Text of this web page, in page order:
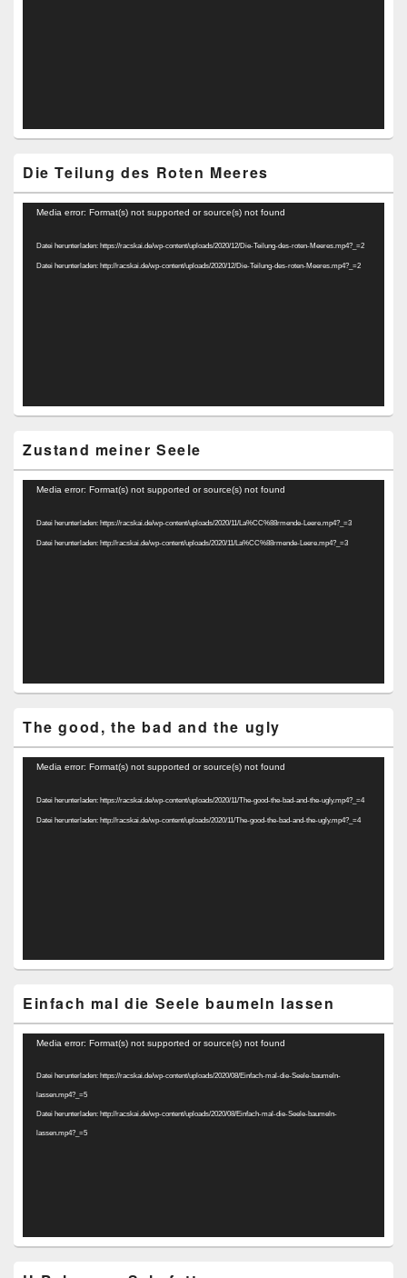
Die Teilung des Roten Meeres
Video-
Media error: Format(s) not supported or source(s) not found
Datei herunterladen: https://racskai.de/wp-content/uploads/2020/12/Die-Teilung-des-roten-Meeres.mp4?_=2
Datei herunterladen: http://racskai.de/wp-content/uploads/2020/12/Die-Teilung-des-roten-Meeres.mp4?_=2
Zustand meiner Seele
Video-
Media error: Format(s) not supported or source(s) not found
Datei herunterladen: https://racskai.de/wp-content/uploads/2020/11/La%CC%88rmende-Leere.mp4?_=3
Datei herunterladen: http://racskai.de/wp-content/uploads/2020/11/La%CC%88rmende-Leere.mp4?_=3
The good, the bad and the ugly
Video-
Media error: Format(s) not supported or source(s) not found
Datei herunterladen: https://racskai.de/wp-content/uploads/2020/11/The-good-the-bad-and-the-ugly.mp4?_=4
Datei herunterladen: http://racskai.de/wp-content/uploads/2020/11/The-good-the-bad-and-the-ugly.mp4?_=4
Einfach mal die Seele baumeln lassen
Video-
Media error: Format(s) not supported or source(s) not found
Datei herunterladen: https://racskai.de/wp-content/uploads/2020/08/Einfach-mal-die-Seele-baumeln-
lassen.mp4?_=5
Datei herunterladen: http://racskai.de/wp-content/uploads/2020/08/Einfach-mal-die-Seele-baumeln-
lassen.mp4?_=5